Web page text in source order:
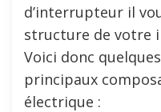
d’interrupteur il
structure de votre
Voici donc
principaux
électrique :